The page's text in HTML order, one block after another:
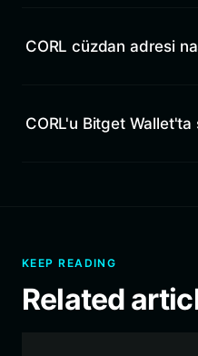
CORL cüzdan adresi
CORL'u Bitget
KEEP READING
Related